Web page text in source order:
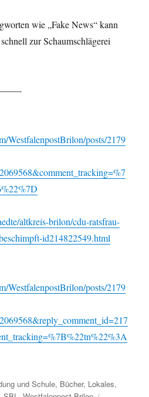
wie „Fake News“ kann
zur Schaumschlägerei
WestfalenpostBrilon/posts/2179
altkreis-brilon/cdu-ratsfrau-
id214822549.html
WestfalenpostBrilon/posts/2179
und Schule, Bücher, Lokales,